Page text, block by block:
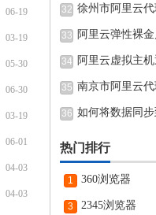
06-19
03-19
05-30
06-30
03-19
06-01
04-03
04-03
32 徐州市阿里云
33 阿里云弹性裸金
34 阿里云虚拟主
35 南京市阿里云
36 如何将数据同步
热门排行
1 360浏览器
3 2345浏览器